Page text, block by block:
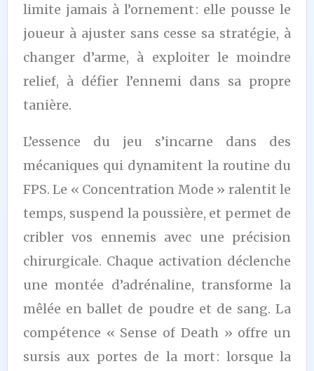
limite jamais à l’ornement : elle pousse le
joueur à ajuster sans cesse sa stratégie, à
changer d’arme, à exploiter le moindre
relief, à défier l’ennemi dans sa propre
tanière.
L’essence du jeu s’incarne dans des
mécaniques qui dynamitent la routine du
FPS. Le « Concentration Mode » ralentit le
temps, suspend la poussière, et permet de
cribler vos ennemis avec une précision
chirurgicale. Chaque activation déclenche
une montée d’adrénaline, transforme la
mêlée en ballet de poudre et de sang. La
compétence « Sense of Death » offre un
sursis aux portes de la mort : lorsque la